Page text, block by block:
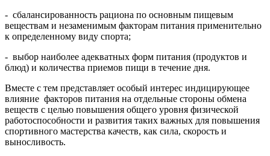
- сбалансированность рациона по основным пищевым
веществам и незаменимым факторам питания применительно
к определенному виду спорта;
- выбор наиболее адекватных форм питания (продуктов и
блюд) и количества приемов пищи в течение дня.
Вместе с тем представляет особый интерес индицирующее
влияние факторов питания на отдельные стороны обмена
веществ с целью повышения общего уровня физической
работоспособности и развития таких важных для повышения
спортивного мастерства качеств, как сила, скорость и
выносливость.